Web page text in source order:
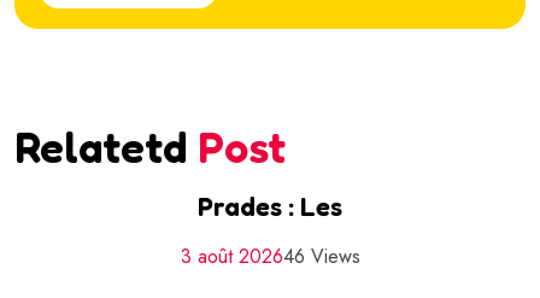
Relatetd Post
Prades : Les
3 août 202646 Views